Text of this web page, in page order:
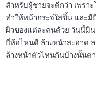
สำหรับผู้ชายจะดีกว่า เพรา
ทำให้หน้ากระจ่ใสขึ้น และมี
ผิวของแต่ละคนด้วย วันนี้มิ
ยี่ห้อไหนดี ล้างหน้าสะอาด
ล้างหน้าตัวไหนกันบ้างนั้นต